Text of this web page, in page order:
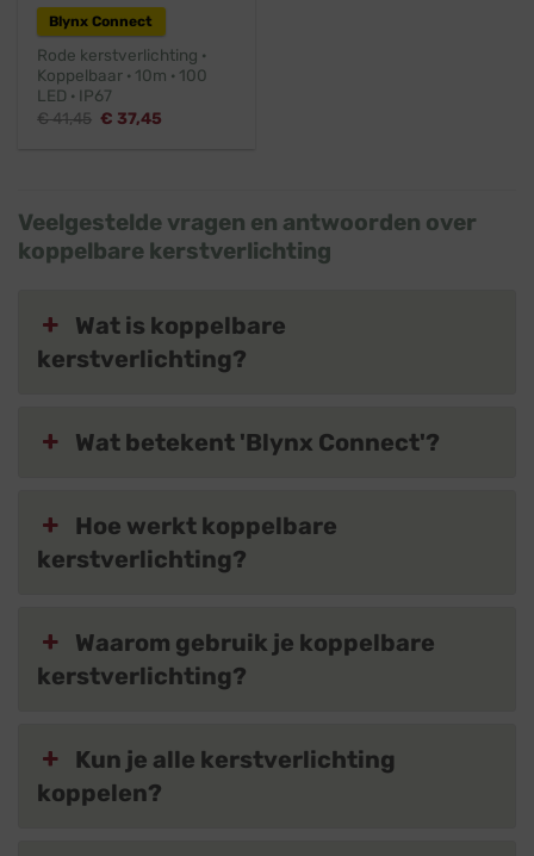
Blynx Connect
Rode kerstverlichting ·
Koppelbaar · 10m · 100
LED · IP67
€41,45 Oorspronkelijke
€ 37,45
Veelgestelde vragen en antwoorden over
koppelbare kerstverlichting
Wat is koppelbare
kerstverlichting?
Wat betekent 'Blynx Connect'?
Hoe werkt koppelbare
kerstverlichting?
Waarom gebruik je koppelbare
kerstverlichting?
Kun je alle kerstverlichting
koppelen?